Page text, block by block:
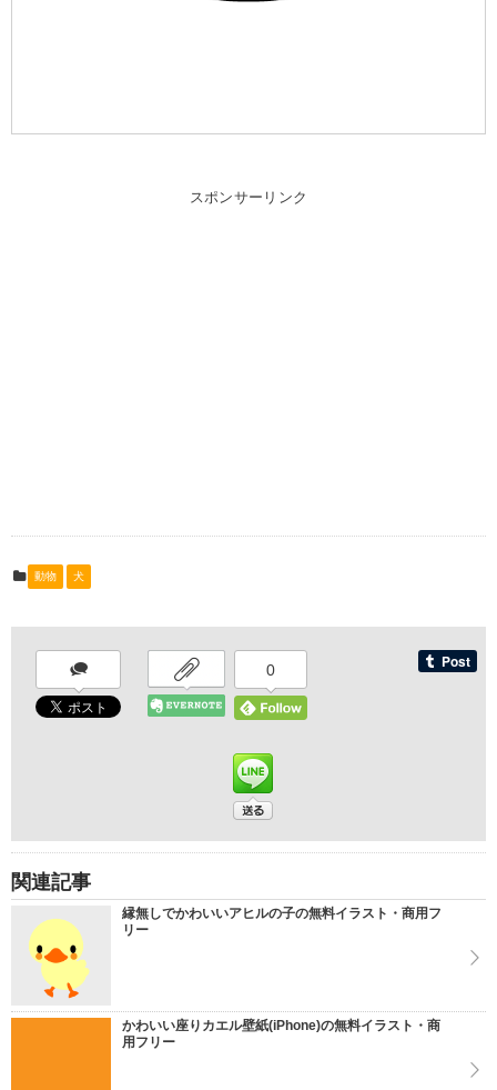
スポンサーリンク
動物 犬
0
関連記事
縁無しでかわいいアヒルの子の無料イラスト・商用フ
リー
かわいい座りカエル壁紙(iPhone)の無料イラスト・商
用フリー